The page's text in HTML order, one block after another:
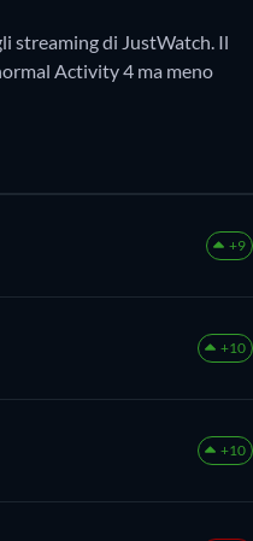
streaming di JustWatch. Il
Activity 4 ma meno
+9
+10
+10